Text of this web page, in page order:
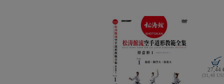
27,44
(31,48